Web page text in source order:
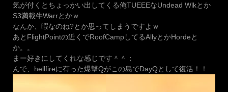
気が付くとちょっかい出してくる俺TUEEEなUndead Wlkとか
S3満載牛Warrとかｗ
なんか、暇なのね?とか思ってしまうですよｗ
あとFlightPointの近くでRoofCampしてるAllyとかHordeと
か。。
まー好きにしてくれな感じです＾＾；
んで、hellfireに有った爆撃Qがこの島でDayQとして復活！！